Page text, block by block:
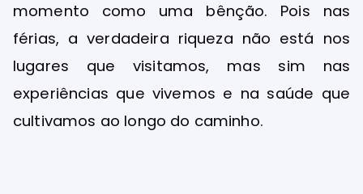
momento como uma bênção. Pois nas
férias, a verdadeira riqueza não está nos
lugares que visitamos, mas sim nas
experiências que vivemos e na saúde que
cultivamos ao longo do caminho.